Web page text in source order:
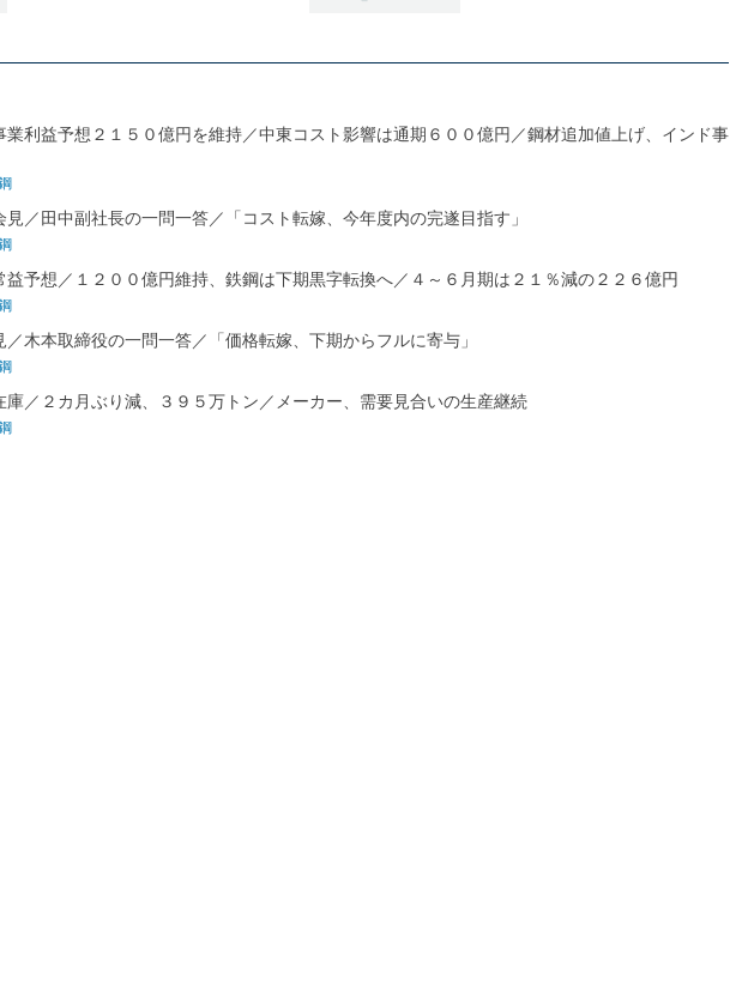
業利益予想２１５０億円を維持／中東コスト影響は通期６００億円／鋼材追加値上げ、インド事
見／田中副社長の一問一答／「コスト転嫁、今年度内の完遂目指す」
予想／１２００億円維持、鉄鋼は下期黒字転換へ／４～６月期は２１％減の２２６億円
木本取締役の一問一答／「価格転嫁、下期からフルに寄与」
庫／２カ月ぶり減、３９５万トン／メーカー、需要見合いの生産継続